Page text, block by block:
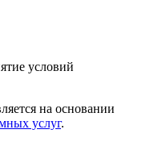
условий
на основании
услуг.